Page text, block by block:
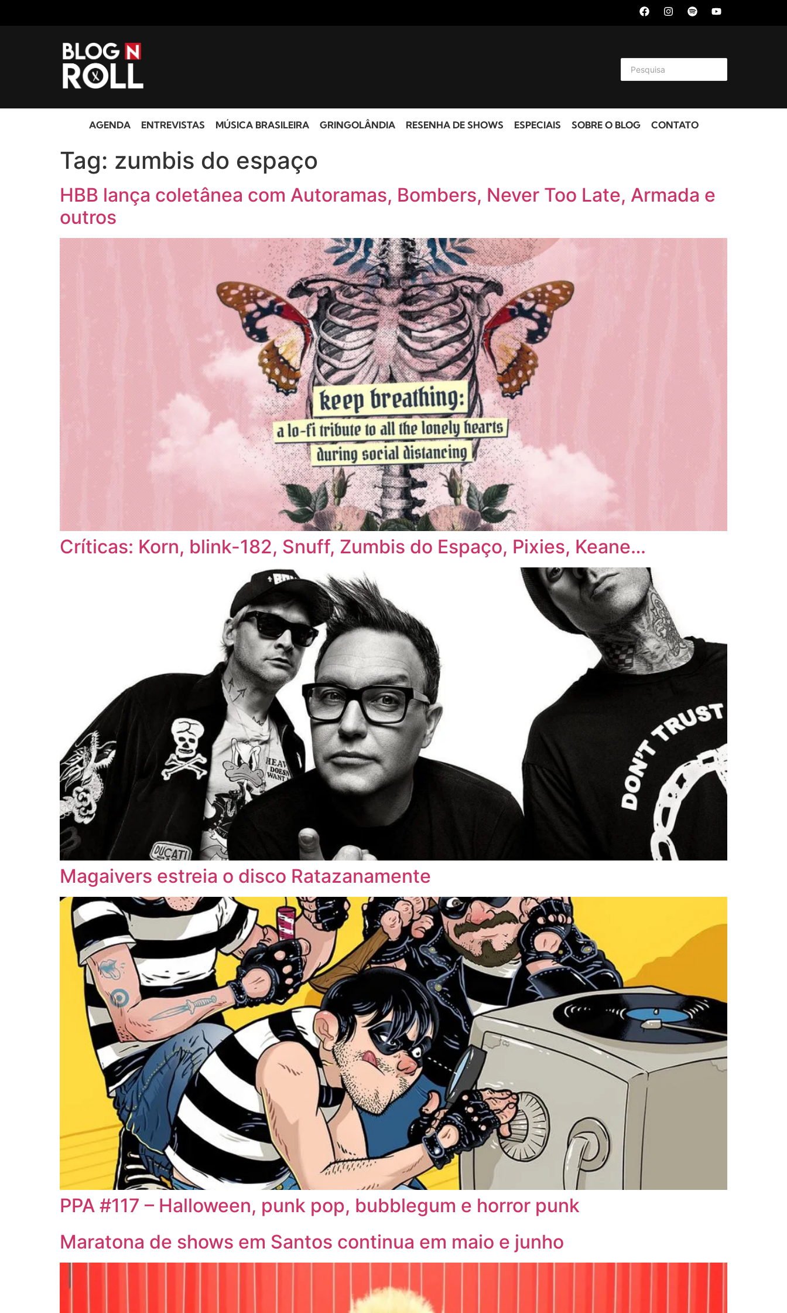
AGENDA ENTREVISTAS MÚSICA BRASILEIRA GRINGOLÂNDIA RESENHA DE SHOWS ESPECIAIS SOBRE O BLOG CONTATO
Tag: zumbis do espaço
HBB lança coletânea com Autoramas, Bombers, Never Too Late, Armada e
outros
Críticas: Korn, blink-182, Snuff, Zumbis do Espaço, Pixies, Keane…
Magaivers estreia o disco Ratazanamente
PPA #117 – Halloween, punk pop, bubblegum e horror punk
Maratona de shows em Santos continua em maio e junho